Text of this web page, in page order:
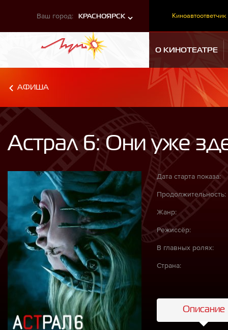
Ваш город: КРАСНОЯРСК Киноавтоответчик
О КИНОТЕАТРЕ
АФИША
Астрал 6: Они уже
Дата старта показа:
Продолжительность:
Жанр:
Режиссёр:
В главных ролях:
Страна:
Описание